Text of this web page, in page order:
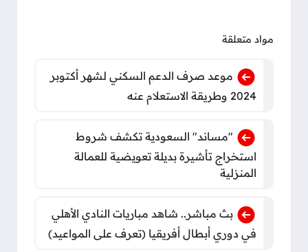
مواد متعلقة
موعد صرف الدعم السكني لشهر أكتوبر
2024 وطريقة الاستعلام عنه
"مساند" السعودية تكشف شروط
استخراج تأشيرة بديلة تعويضية للعمالة
المنزلية
بث مباشر.. شاهد مباريات النادي الأهلي
في دوري أبطال أفريقيا (تعرف على المواعيد)